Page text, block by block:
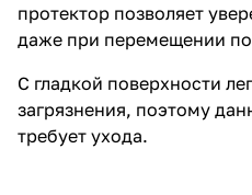
протектор позволяет
даже при перемещении
С гладкой поверхности
загрязнения, поэтому
требует ухода.